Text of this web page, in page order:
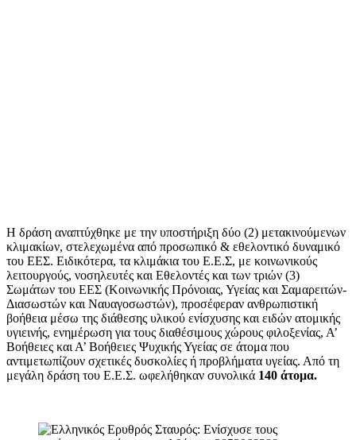
Η δράση αναπτύχθηκε με την υποστήριξη δύο (2) μετακινούμενων
κλιμακίων, στελεχωμένα από προσωπικό & εθελοντικό δυναμικό
του ΕΕΣ. Ειδικότερα, τα κλιμάκια του Ε.Ε.Σ, με κοινωνικούς
λειτουργούς, νοσηλευτές και Εθελοντές και των τριών (3)
Σωμάτων του ΕΕΣ (Κοινωνικής Πρόνοιας, Υγείας και Σαμαρειτών-
Διασωστών και Ναυαγοσωστών), προσέφεραν ανθρωπιστική
βοήθεια μέσω της διάθεσης υλικού ενίσχυσης και ειδών ατομικής
υγιεινής, ενημέρωση για τους διαθέσιμους χώρους φιλοξενίας, Α’
Βοήθειες και Α’ Βοήθειες Ψυχικής Υγείας σε άτομα που
αντιμετωπίζουν σχετικές δυσκολίες ή προβλήματα υγείας. Από τη
μεγάλη δράση του Ε.Ε.Σ. ωφελήθηκαν συνολικά 140 άτομα.